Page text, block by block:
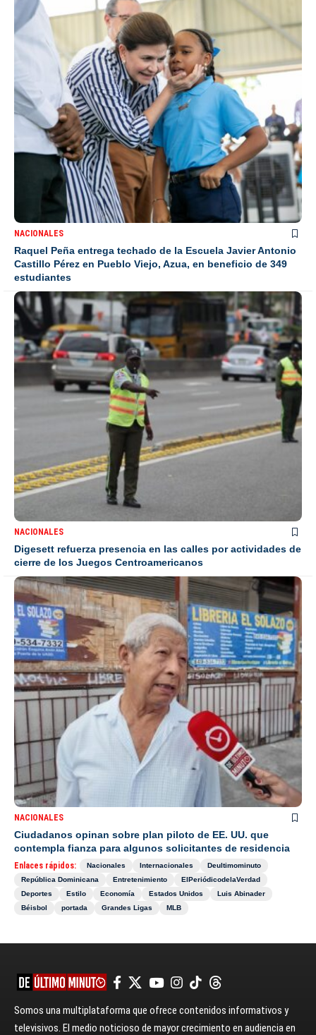
NACIONALES
Raquel Peña entrega techado de la Escuela Javier Antonio
Castillo Pérez en Pueblo Viejo, Azua, en beneficio de 349
estudiantes
NACIONALES
Digesett refuerza presencia en las calles por actividades de
cierre de los Juegos Centroamericanos
NACIONALES
Ciudadanos opinan sobre plan piloto de EE. UU. que
contempla fianza para algunos solicitantes de residencia
Enlaces rápidos: Nacionales Internacionales
Deultimominuto
República Dominicana
Entretenimiento
ElPeriódicodelaVerdad
Deportes
Estilo Economía Estados Unidos
Luis Abinader
Béisbol
portada Grandes Ligas MLB
Somos una multiplataforma que ofrece contenidos informativos y
televisivos. El medio noticioso de mayor crecimiento en audiencia en